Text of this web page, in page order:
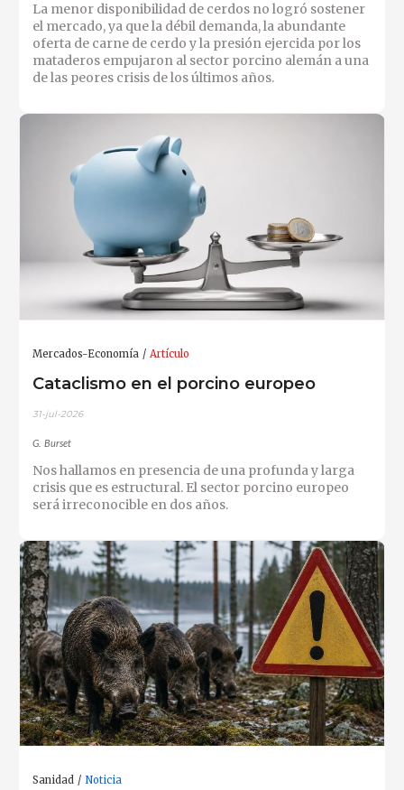
La menor disponibilidad de cerdos no logró sostener
el mercado, ya que la débil demanda, la abundante
oferta de carne de cerdo y la presión ejercida por los
mataderos empujaron al sector porcino alemán a una
de las peores crisis de los últimos años.
Mercados-Economía Artículo
Cataclismo en el porcino europeo
31-jul-2026
G. Burset
Nos hallamos en presencia de una profunda y larga
crisis que es estructural. El sector porcino europeo
será irreconocible en dos años.
Sanidad Noticia